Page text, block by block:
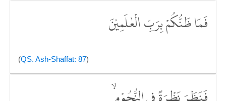
فَمَا ظَنُّكُمْ بِرَبِّ الْعٰلَمِيْنَ
(QS. Ash-Shāffāt: 87)